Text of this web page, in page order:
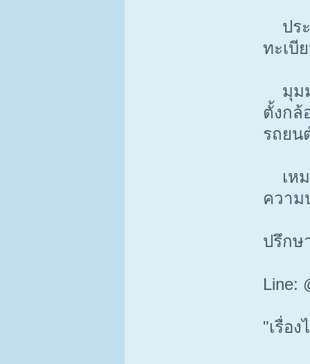
ประ
ทะเบี
มุมม
ตั้งกล้
รถยน
เหม
ความ
ปรึกษ
Line:
"เรื่อ